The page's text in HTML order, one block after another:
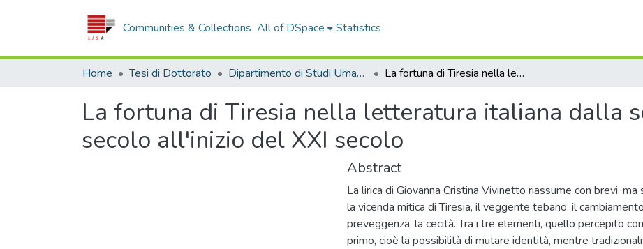
Communities & Collections All of DSpace Statistics
Home Tesi di Dottorato Dipartimento di Studi Umanistici - Tesi di Dottorato La fortuna di Tiresia nella letteratura italiana dalla seconda metà del XX secolo all'inizio del XXI secolo
La fortuna di Tiresia nella letteratura italiana dalla
secolo all'inizio del XXI secolo
Abstract
La lirica di Giovanna Cristina Vivinetto riassume con brevi,
la vicenda mitica di Tiresia, il veggente tebano: il
preveggenza, la cecità. Tra i tre elementi, quello percepito
primo, cioè la possibilità di mutare identità, mentre